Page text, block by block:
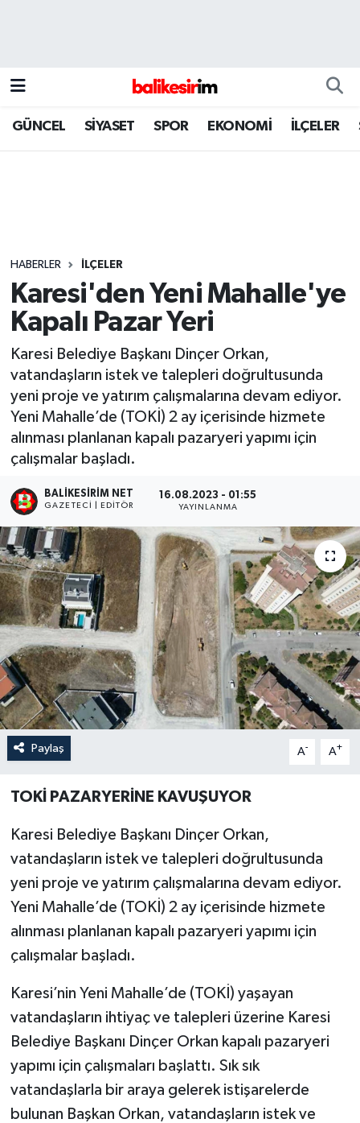
GÜNCEL SİYASET SPOR EKONOMİ İLÇELER
HABERLER İLÇELER
Karesi'den Yeni Mahalle'ye
Kapalı Pazar Yeri
Karesi Belediye Başkanı Dinçer Orkan,
vatandaşların istek ve talepleri doğrultusunda
yeni proje ve yatırım çalışmalarına devam ediyor.
Yeni Mahalle’de (TOKİ) 2 ay içerisinde hizmete
alınması planlanan kapalı pazaryeri yapımı için
çalışmalar başladı.
BALIKESIRIM NET
GAZETECI | EDITÖR
16.08.2023 - 01:55
YAYINLANMA
Paylaş A- A+
TOKİ PAZARYERİNE KAVUŞUYOR
Karesi Belediye Başkanı Dinçer Orkan,
vatandaşların istek ve talepleri doğrultusunda
yeni proje ve yatırım çalışmalarına devam ediyor.
Yeni Mahalle’de (TOKİ) 2 ay içerisinde hizmete
alınması planlanan kapalı pazaryeri yapımı için
çalışmalar başladı.
Karesi’nin Yeni Mahalle’de (TOKİ) yaşayan
vatandaşların ihtiyaç ve talepleri üzerine Karesi
Belediye Başkanı Dinçer Orkan kapalı pazaryeri
yapımı için çalışmaları başlattı. Sık sık
vatandaşlarla bir araya gelerek istişarelerde
bulunan Başkan Orkan, vatandaşların istek ve